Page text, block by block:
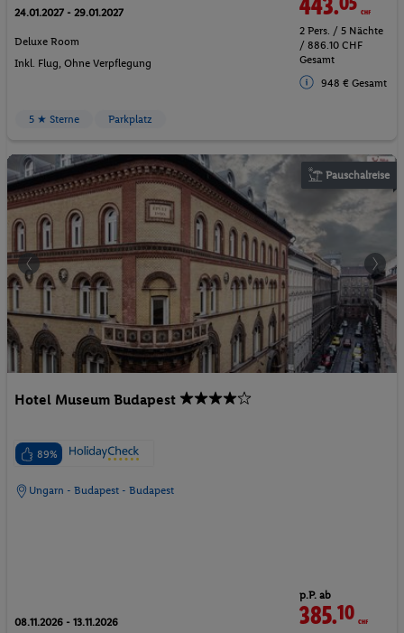
24.01.2027 - 29.01.2027
Deluxe Room
Inkl. Flug, Ohne Verpflegung
443. CHF
2 Pers. / 5 Nächte
/ 886.10 CHF
Gesamt
948 € Gesamt
5 ★ Sterne Parkplatz
Pauschalreise
Hotel Museum Budapest
89%
Ungarn - Budapest - Budapest
08.11.2026 - 13.11.2026
p.P. ab
385.10CHF